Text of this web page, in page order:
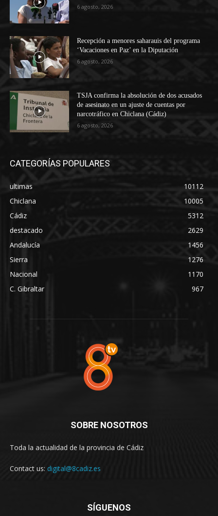
6 agosto, 2026
Recepción a menores saharauis del programa
‘Vacaciones en Paz’ en la Diputación
6 agosto, 2026
TSJA confirma la absolución de dos acusados
de asesinato en un ajuste de cuentas por
narcotráfico en Chiclana (Cádiz)
6 agosto, 2026
CATEGORÍAS POPULARES
ultimas
10112
Chiclana
10005
Cádiz
5312
destacado
2629
Andalucía
1456
Sierra
1276
Nacional
1170
C. Gibraltar
967
SOBRE NOSOTROS
Toda la actualidad de la provincia de Cádiz
Contact us: digital@8cadiz.es
SÍGUENOS